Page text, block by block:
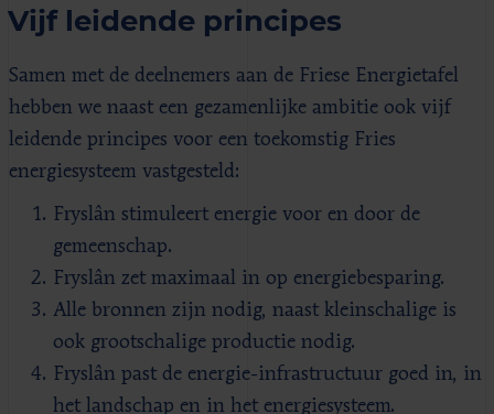
Vijf leidende principes
Samen met de deelnemers aan de Friese Energietafel
hebben we naast een gezamenlijke ambitie ook vijf
leidende principes voor een toekomstig Fries
energiesysteem vastgesteld:
Fryslân stimuleert energie voor en door de
gemeenschap.
Fryslân zet maximaal in op energiebesparing.
Alle bronnen zijn nodig, naast kleinschalige is
ook grootschalige productie nodig.
Fryslân past de energie-infrastructuur goed in, in
het landschap en in het energiesysteem.